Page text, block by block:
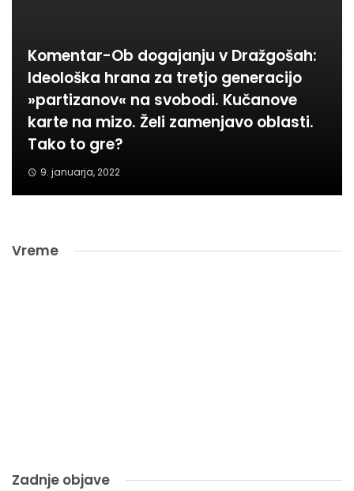
Komentar-Ob dogajanju v Dražgošah:
Ideološka hrana za tretjo generacijo
»partizanov« na svobodi. Kučanove
karte na mizo. Želi zamenjavo oblasti.
Tako to gre?
9. januarja, 2022
Vreme
Zadnje objave